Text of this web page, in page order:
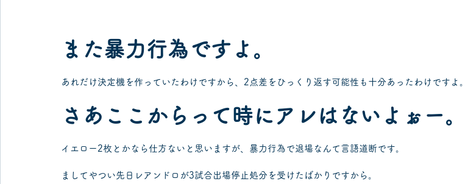
また暴力行為ですよ。
あれだけ決定機を作っていたわけですから、2点差をひっくり返す可能性も十分あったわけですよ。
さあここからって時にアレはないよぉー。
イエロー2枚とかなら仕方ないと思いますが、暴力行為で退場なんて言語道断です。
ましてやつい先日レアンドロが3試合出場停止処分を受けたばかりですから。